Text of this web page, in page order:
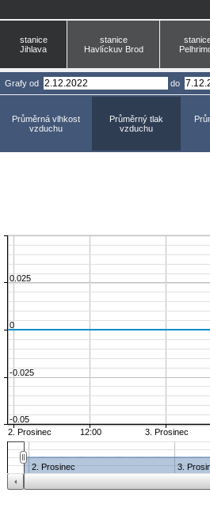
stanice
Jihlava
stanice
Havlíckuv Brod
Grafy od do
Průměrná vlhkost
vzduchu
Průměrný tlak
vzduchu
2. Prosinec 12:00 3. Prosinec
0
-0.05
-0.025
0.025
2. Prosinec 3.